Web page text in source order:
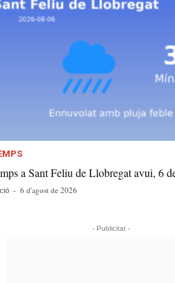
a Sant Feliu de Llobregat avui, 6
- 6 d'agost de 2026
- Publicitat -